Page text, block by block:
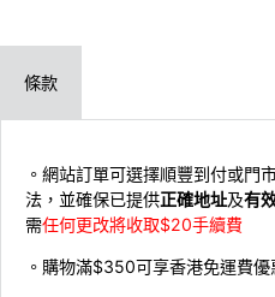
條款
。網站訂單可選擇順豐到付或門
法，並確保已提供正確地址及有
需任何更改將收取$20手續費
。購物滿$350可享香港免運費